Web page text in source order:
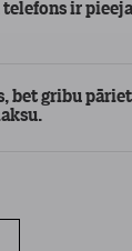
ir
bet gribu